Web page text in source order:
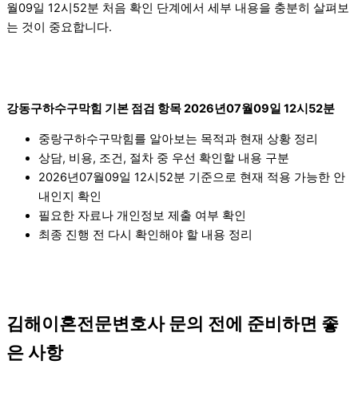
월09일 12시52분 처음 확인 단계에서 세부 내용을 충분히 살펴보
는 것이 중요합니다.
강동구하수구막힘 기본 점검 항목 2026년07월09일 12시52분
중랑구하수구막힘를 알아보는 목적과 현재 상황 정리
상담, 비용, 조건, 절차 중 우선 확인할 내용 구분
2026년07월09일 12시52분 기준으로 현재 적용 가능한 안
내인지 확인
필요한 자료나 개인정보 제출 여부 확인
최종 진행 전 다시 확인해야 할 내용 정리
김해이혼전문변호사 문의 전에 준비하면 좋
은 사항